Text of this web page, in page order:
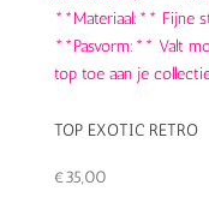
TOP EXOTIC RETRO
€35,00